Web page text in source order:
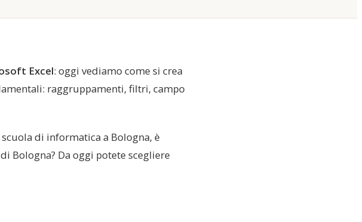
Excel: oggi vediamo come si crea
raggruppamenti, filtri, campo
di informatica a Bologna, è
Bologna? Da oggi potete scegliere